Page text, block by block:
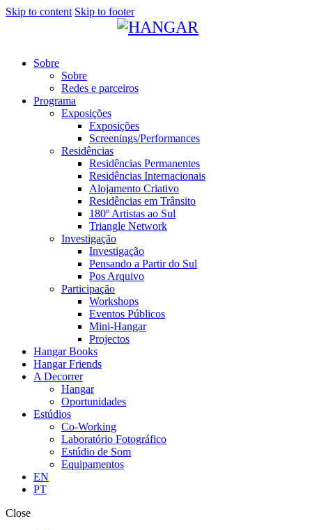
Skip to content Skip to footer
Sobre
Sobre
Redes e parceiros
Programa
Exposições
Exposições
Screenings/Performances
Residências
Residências Permanentes
Residências Internacionais
Alojamento Criativo
Residências em Trânsito
180º Artistas ao Sul
Triangle Network
Investigação
Investigação
Pensando a Partir do Sul
Pos Arquivo
Participação
Workshops
Eventos Públicos
Mini-Hangar
Projectos
Hangar Books
Hangar Friends
A Decorrer
Hangar
Oportunidades
Estúdios
Co-Working
Laboratório Fotográfico
Estúdio de Som
Equipamentos
EN
PT
Close